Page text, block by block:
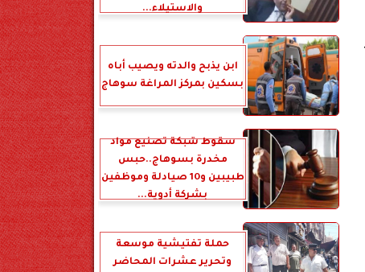
والاستيلاء...
ابن يذبح والدته ويصيب أباه
بسكين بمركز المراغة سوهاج
سقوط شبكة تصنيع مواد
مخدرة بسوهاج..حبس
طبيبين و10 صيادلة وموظفين
بشركة أدوية...
حملة تفتيشية موسعة
وتحرير عشرات المحاضر